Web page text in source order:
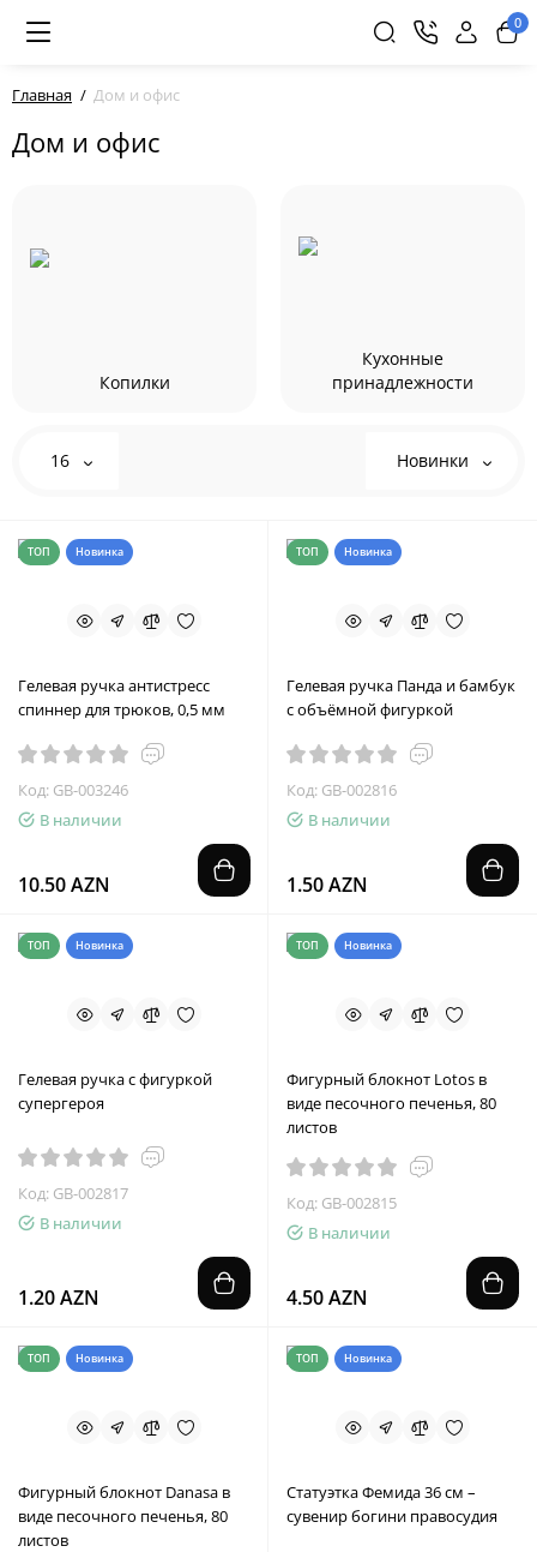
0
Главная Дом и офис
Дом и офис
Копилки
Кухонные
принадлежности
16 Новинки
ТОП Новинка
Гелевая ручка антистресс
спиннер для трюков, 0,5 мм
Код: GB-003246
В наличии
10.50 AZN
ТОП Новинка
Гелевая ручка Панда и бамбук
с объёмной фигуркой
Код: GB-002816
В наличии
1.50 AZN
ТОП Новинка
Гелевая ручка с фигуркой
супергероя
Код: GB-002817
В наличии
1.20 AZN
ТОП Новинка
Фигурный блокнот Lotos в
виде песочного печенья, 80
листов
Код: GB-002815
В наличии
4.50 AZN
ТОП Новинка
Фигурный блокнот Danasa в
виде песочного печенья, 80
листов
ТОП Новинка
Статуэтка Фемида 36 см –
сувенир богини правосудия